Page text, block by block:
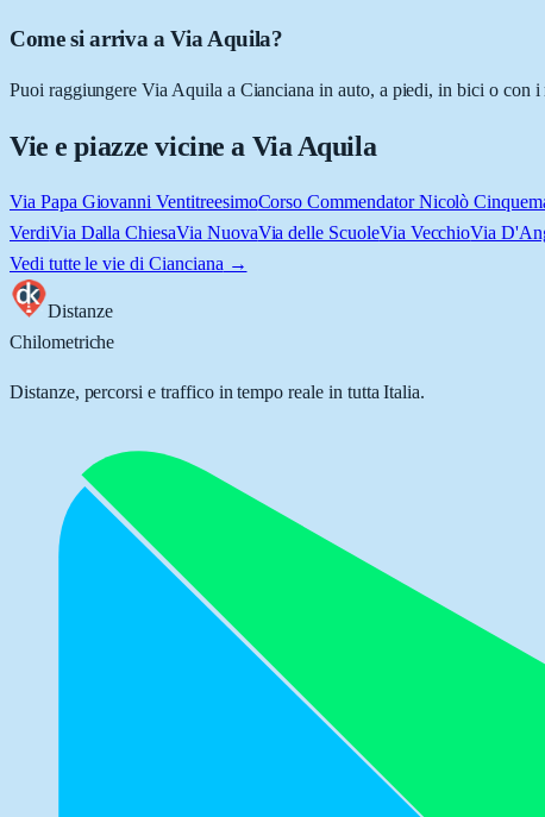
Come si arriva a Via Aquila?
Puoi raggiungere Via Aquila a Cianciana in auto, a piedi, in bici o con
Vie e piazze vicine a Via Aquila
Via Papa Giovanni VentitreesimoCorso Commendator Nicolò
VerdiVia Dalla ChiesaVia NuovaVia delle ScuoleVia VecchioVia
Vedi tutte le vie di Cianciana →
Distanze
Chilometriche
Distanze, percorsi e traffico in tempo reale in tutta Italia.